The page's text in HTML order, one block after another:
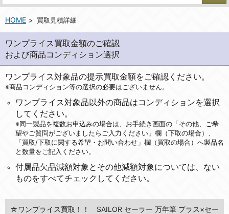
HOME 買取見積詳細
ワンプライス買取金額のご確認
および商品コンディション選択
ワンプライス対象品の提示買取金額をご確認ください。
※商品コンディション等の選択の必要はございません。
ワンプライス対象品以外の商品はコンディションを選択
してください。
※同一製品を複数お申込みの場合は、お手続き画面の「その他、ご希
望やご質問がございましたらご入力ください」欄（下取の場合）、
「買取/下取に関する希望・お問い合わせ」欄（買取の場合）へ製品名
と数量をご記入ください。
付属品欠品減額対象とその他減額対象については、ない
ものをすべてチェックしてください。
☆ワンプライス買取！！ SAILOR セーラー 万年筆 プラス×セー